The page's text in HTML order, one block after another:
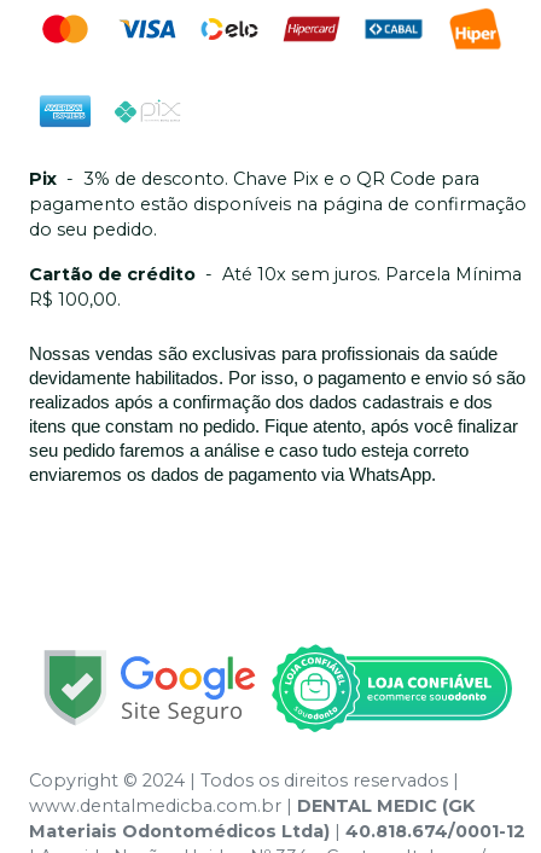
Pix - 3% de desconto. Chave Pix e o QR Code para
pagamento estão disponíveis na página de confirmação
do seu pedido.
Cartão de crédito - Até 10x sem juros. Parcela Mínima
R$ 100,00.
Nossas vendas são exclusivas para profissionais da saúde
devidamente habilitados. Por isso, o pagamento e envio só são
realizados após a confirmação dos dados cadastrais e dos
itens que constam no pedido. Fique atento, após você finalizar
seu pedido faremos a análise e caso tudo esteja correto
enviaremos os dados de pagamento via WhatsApp.
Copyright © 2024 | Todos os direitos reservados |
www.dentalmedicba.com.br | DENTAL MEDIC (GK
Materiais Odontomédicos Ltda) | 40.818.674/0001-12